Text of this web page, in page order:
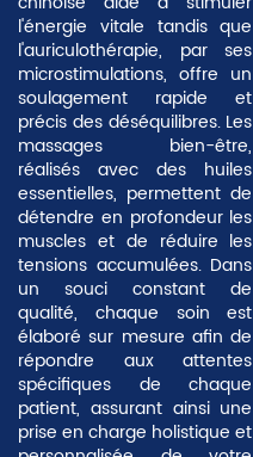
l'énergie vitale tandis que
l'auriculothérapie, par ses
microstimulations, offre un
soulagement rapide et
précis des déséquilibres. Les
massages bien-être,
réalisés avec des huiles
essentielles, permettent de
détendre en profondeur les
muscles et de réduire les
tensions accumulées. Dans
un souci constant de
qualité, chaque soin est
élaboré sur mesure afin de
répondre aux attentes
spécifiques de chaque
patient, assurant ainsi une
prise en charge holistique et